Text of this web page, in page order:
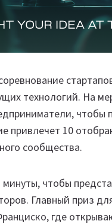
технологий. На
привлечет 10
сообщества.
чтобы
Главный приз
где